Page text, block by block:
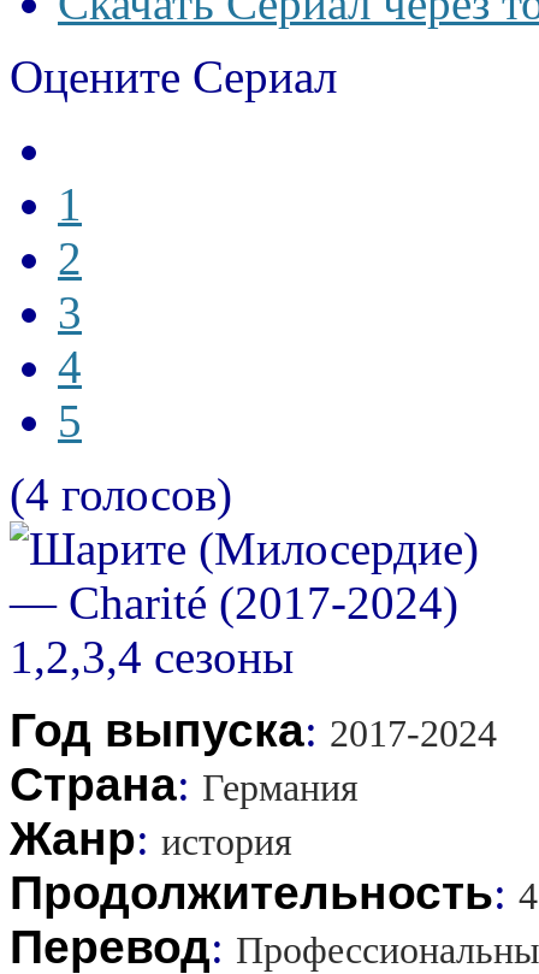
Оцените Сериал
1
2
3
4
5
(4 голосов)
Год выпуска: 2017-2024
Страна: Германия
Жанр: история
Продолжительность:
Перевод: